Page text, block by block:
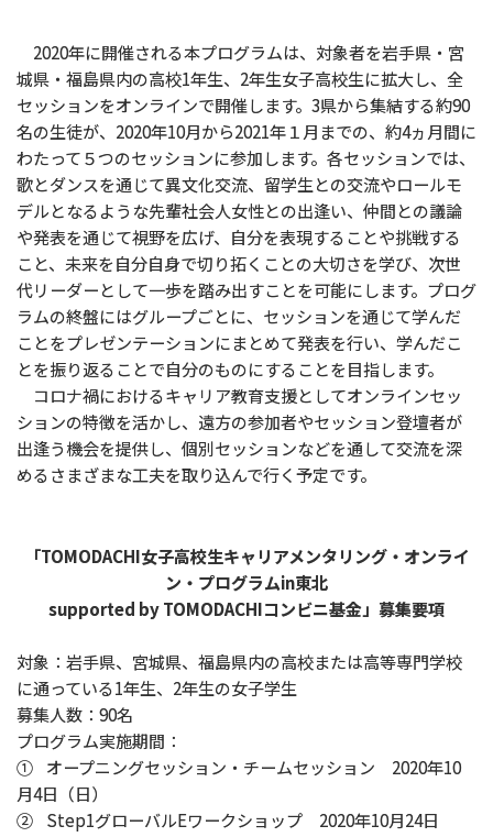
2020年に開催される本プログラムは、対象者を岩手県・宮
城県・福島県内の高校1年生、2年生女子高校生に拡大し、全
セッションをオンラインで開催します。3県から集結する約90
名の生徒が、2020年10月から2021年１月までの、約4ヵ月間に
わたって５つのセッションに参加します。各セッションでは、
歌とダンスを通じて異文化交流、留学生との交流やロールモ
デルとなるような先輩社会人女性との出逢い、仲間との議論
や発表を通じて視野を広げ、自分を表現することや挑戦する
こと、未来を自分自身で切り拓くことの大切さを学び、次世
代リーダーとして一歩を踏み出すことを可能にします。プログ
ラムの終盤にはグループごとに、セッションを通じて学んだ
ことをプレゼンテーションにまとめて発表を行い、学んだこ
とを振り返ることで自分のものにすることを目指します。
コロナ禍におけるキャリア教育支援としてオンラインセッ
ションの特徴を活かし、遠方の参加者やセッション登壇者が
出逢う機会を提供し、個別セッションなどを通して交流を深
めるさまざまな工夫を取り込んで行く予定です。
「TOMODACHI女子高校生キャリアメンタリング・オンライ
ン・プログラムin東北
supported by TOMODACHIコンビニ基金」募集要項
対象：岩手県、宮城県、福島県内の高校または高等専門学校
に通っている1年生、2年生の女子学生
募集人数：90名
プログラム実施期間：
① オープニングセッション・チームセッション 2020年10
月4日（日）
② Step1グローバルEワークショップ 2020年10月24日